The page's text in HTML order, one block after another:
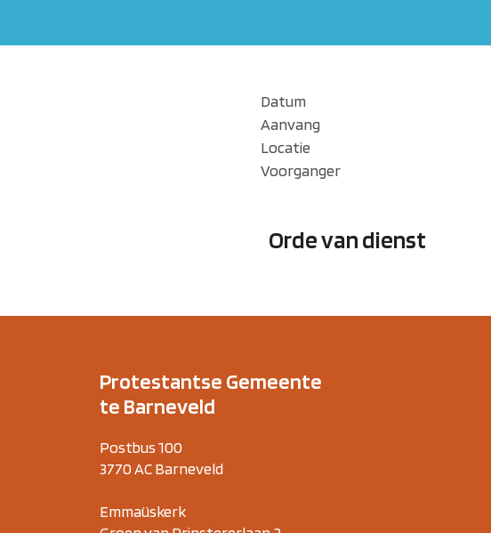
Datum
Aanvang
Locatie
Voorganger
Orde van dienst
Protestantse Gemeente
te Barneveld
Postbus 100
3770 AC Barneveld
Emmaüskerk